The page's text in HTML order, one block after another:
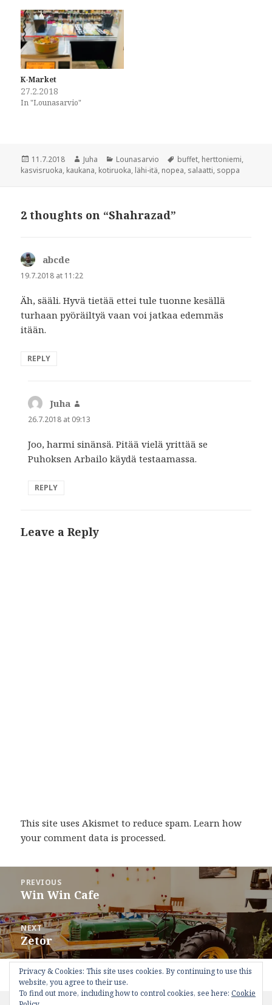
b
o
o
k
(
O
p
e
s
i
n
n
o
w
)
t
e
r
(
O
n
n
e
w
)
K-Market
27.2.2018
In "Lounasarvio"
Posted
on
11.7.2018 Author
Juha Categories
Lounasarvio Tags
buffet, herttoniemi,
kasvisruoka, kaukana, kotiruoka, lähi-itä, nopea, salaatti, soppa
2 thoughts on “Shahrazad”
abcde
19.7.2018 at 11:22
Äh, sääli. Hyvä tietää ettei tule tuonne kesällä
turhaan pyöräiltyä vaan voi jatkaa edemmäs
itään.
REPLY
Juha
26.7.2018 at 09:13
Joo, harmi sinänsä. Pitää vielä yrittää se
Puhoksen Arbailo käydä testaamassa.
REPLY
Leave a Reply
This site uses Akismet to reduce spam.Learn how
your comment data is processed.
navigation
PREVIOUS
Previous
Win Win Cafe
NEXT
Next
post:
Zetor
Proudly powered by WordPress
Privacy & Cookies: This site uses cookies. By continuing to use this
website, you agree to their use.
To find out more, including how to control cookies, see here: Cookie